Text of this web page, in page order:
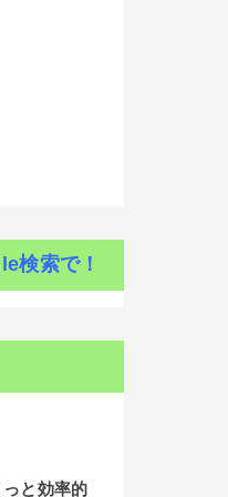
検索で！
と効率的